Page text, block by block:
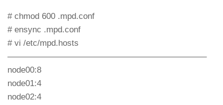
# chmod 600 .mpd.conf
# ensync .mpd.conf
# vi /etc/mpd.hosts
———————————————————————–
node00:8
node01:4
node02:4